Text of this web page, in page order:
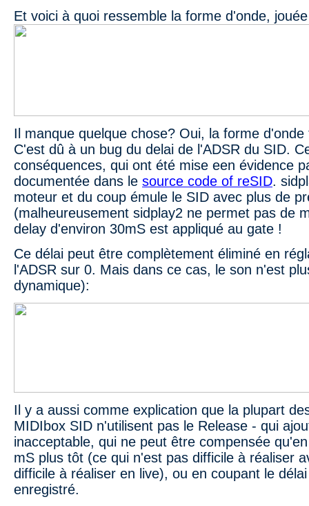
Et voici à quoi ressemble la forme d'onde,
Il manque quelque chose? Oui, la forme
C'est dû à un bug du delai de l'ADSR du SID.
conséquences, qui ont été mise een évidence
documentée dans le source code of reSID.
moteur et du coup émule le SID avec plus de
(malheureusement sidplay2 ne permet pas de
delay d'environ 30mS est appliqué au gate !
Ce délai peut être complètement éliminé en
l'ADSR sur 0. Mais dans ce cas, le son n'est
dynamique):
Il y a aussi comme explication que la plupart
MIDIbox SID n'utilisent pas le Release - qui
inacceptable, qui ne peut être compensée
mS plus tôt (ce qui n'est pas difficile à réaliser
difficile à réaliser en live), ou en coupant le
enregistré.